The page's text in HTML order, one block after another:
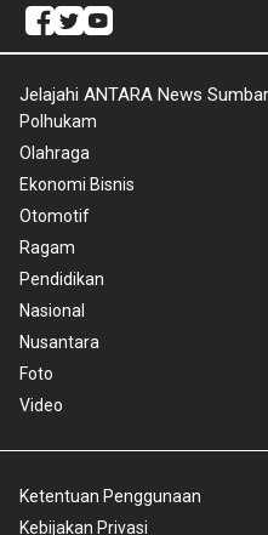
Jelajahi ANTARA News Sumbar
Polhukam
Olahraga
Ekonomi Bisnis
Otomotif
Ragam
Pendidikan
Nasional
Nusantara
Foto
Video
Ketentuan Penggunaan
Kebijakan Privasi